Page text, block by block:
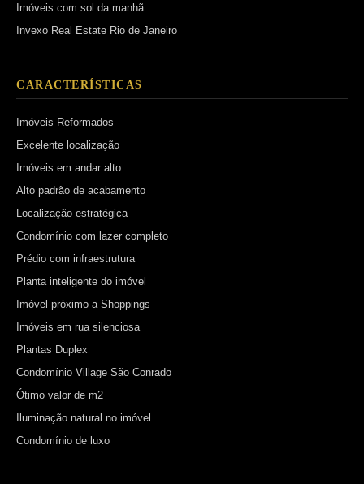
Imóveis com sol da manhã
Invexo Real Estate Rio de Janeiro
CARACTERÍSTICAS
Imóveis Reformados
Excelente localização
Imóveis em andar alto
Alto padrão de acabamento
Localização estratégica
Condomínio com lazer completo
Prédio com infraestrutura
Planta inteligente do imóvel
Imóvel próximo a Shoppings
Imóveis em rua silenciosa
Plantas Duplex
Condomínio Village São Conrado
Ótimo valor de m2
Iluminação natural no imóvel
Condomínio de luxo